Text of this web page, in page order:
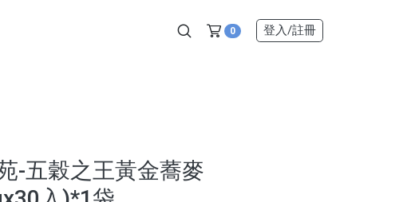
0 登入/註冊
-五穀之王黃金蕎麥